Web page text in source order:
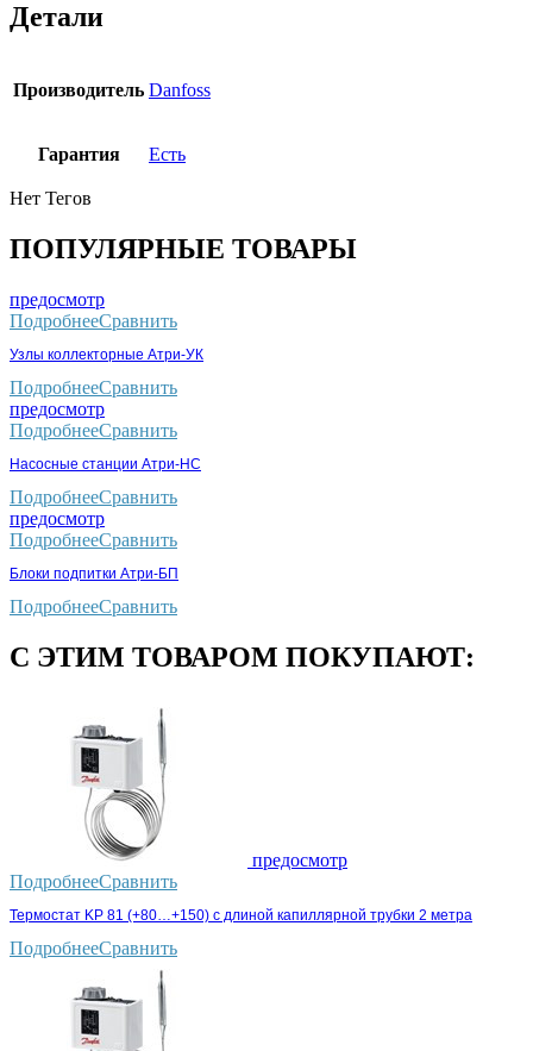
Детали
Производитель Danfoss
Гарантия Есть
Нет Тегов
ПОПУЛЯРНЫЕ ТОВАРЫ
предосмотр
ПодробнееСравнить
Узлы коллекторные Атри-УК
ПодробнееСравнить
предосмотр
ПодробнееСравнить
Насосные станции Атри-НС
ПодробнееСравнить
предосмотр
ПодробнееСравнить
Блоки подпитки Атри-БП
ПодробнееСравнить
С ЭТИМ ТОВАРОМ ПОКУПАЮТ:
предосмотр
ПодробнееСравнить
Термостат KP 81 (+80…+150) с длиной капиллярной трубки 2 метра
ПодробнееСравнить